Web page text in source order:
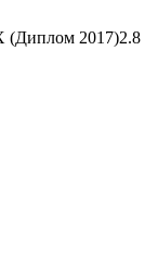
(Диплом 2017)2.8